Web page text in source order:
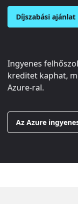
Díjszabási ajánlat
Ingyenes
kreditet kaphat,
Azure-ral.
Az Azure